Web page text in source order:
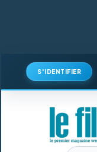
S'IDENTIFIER